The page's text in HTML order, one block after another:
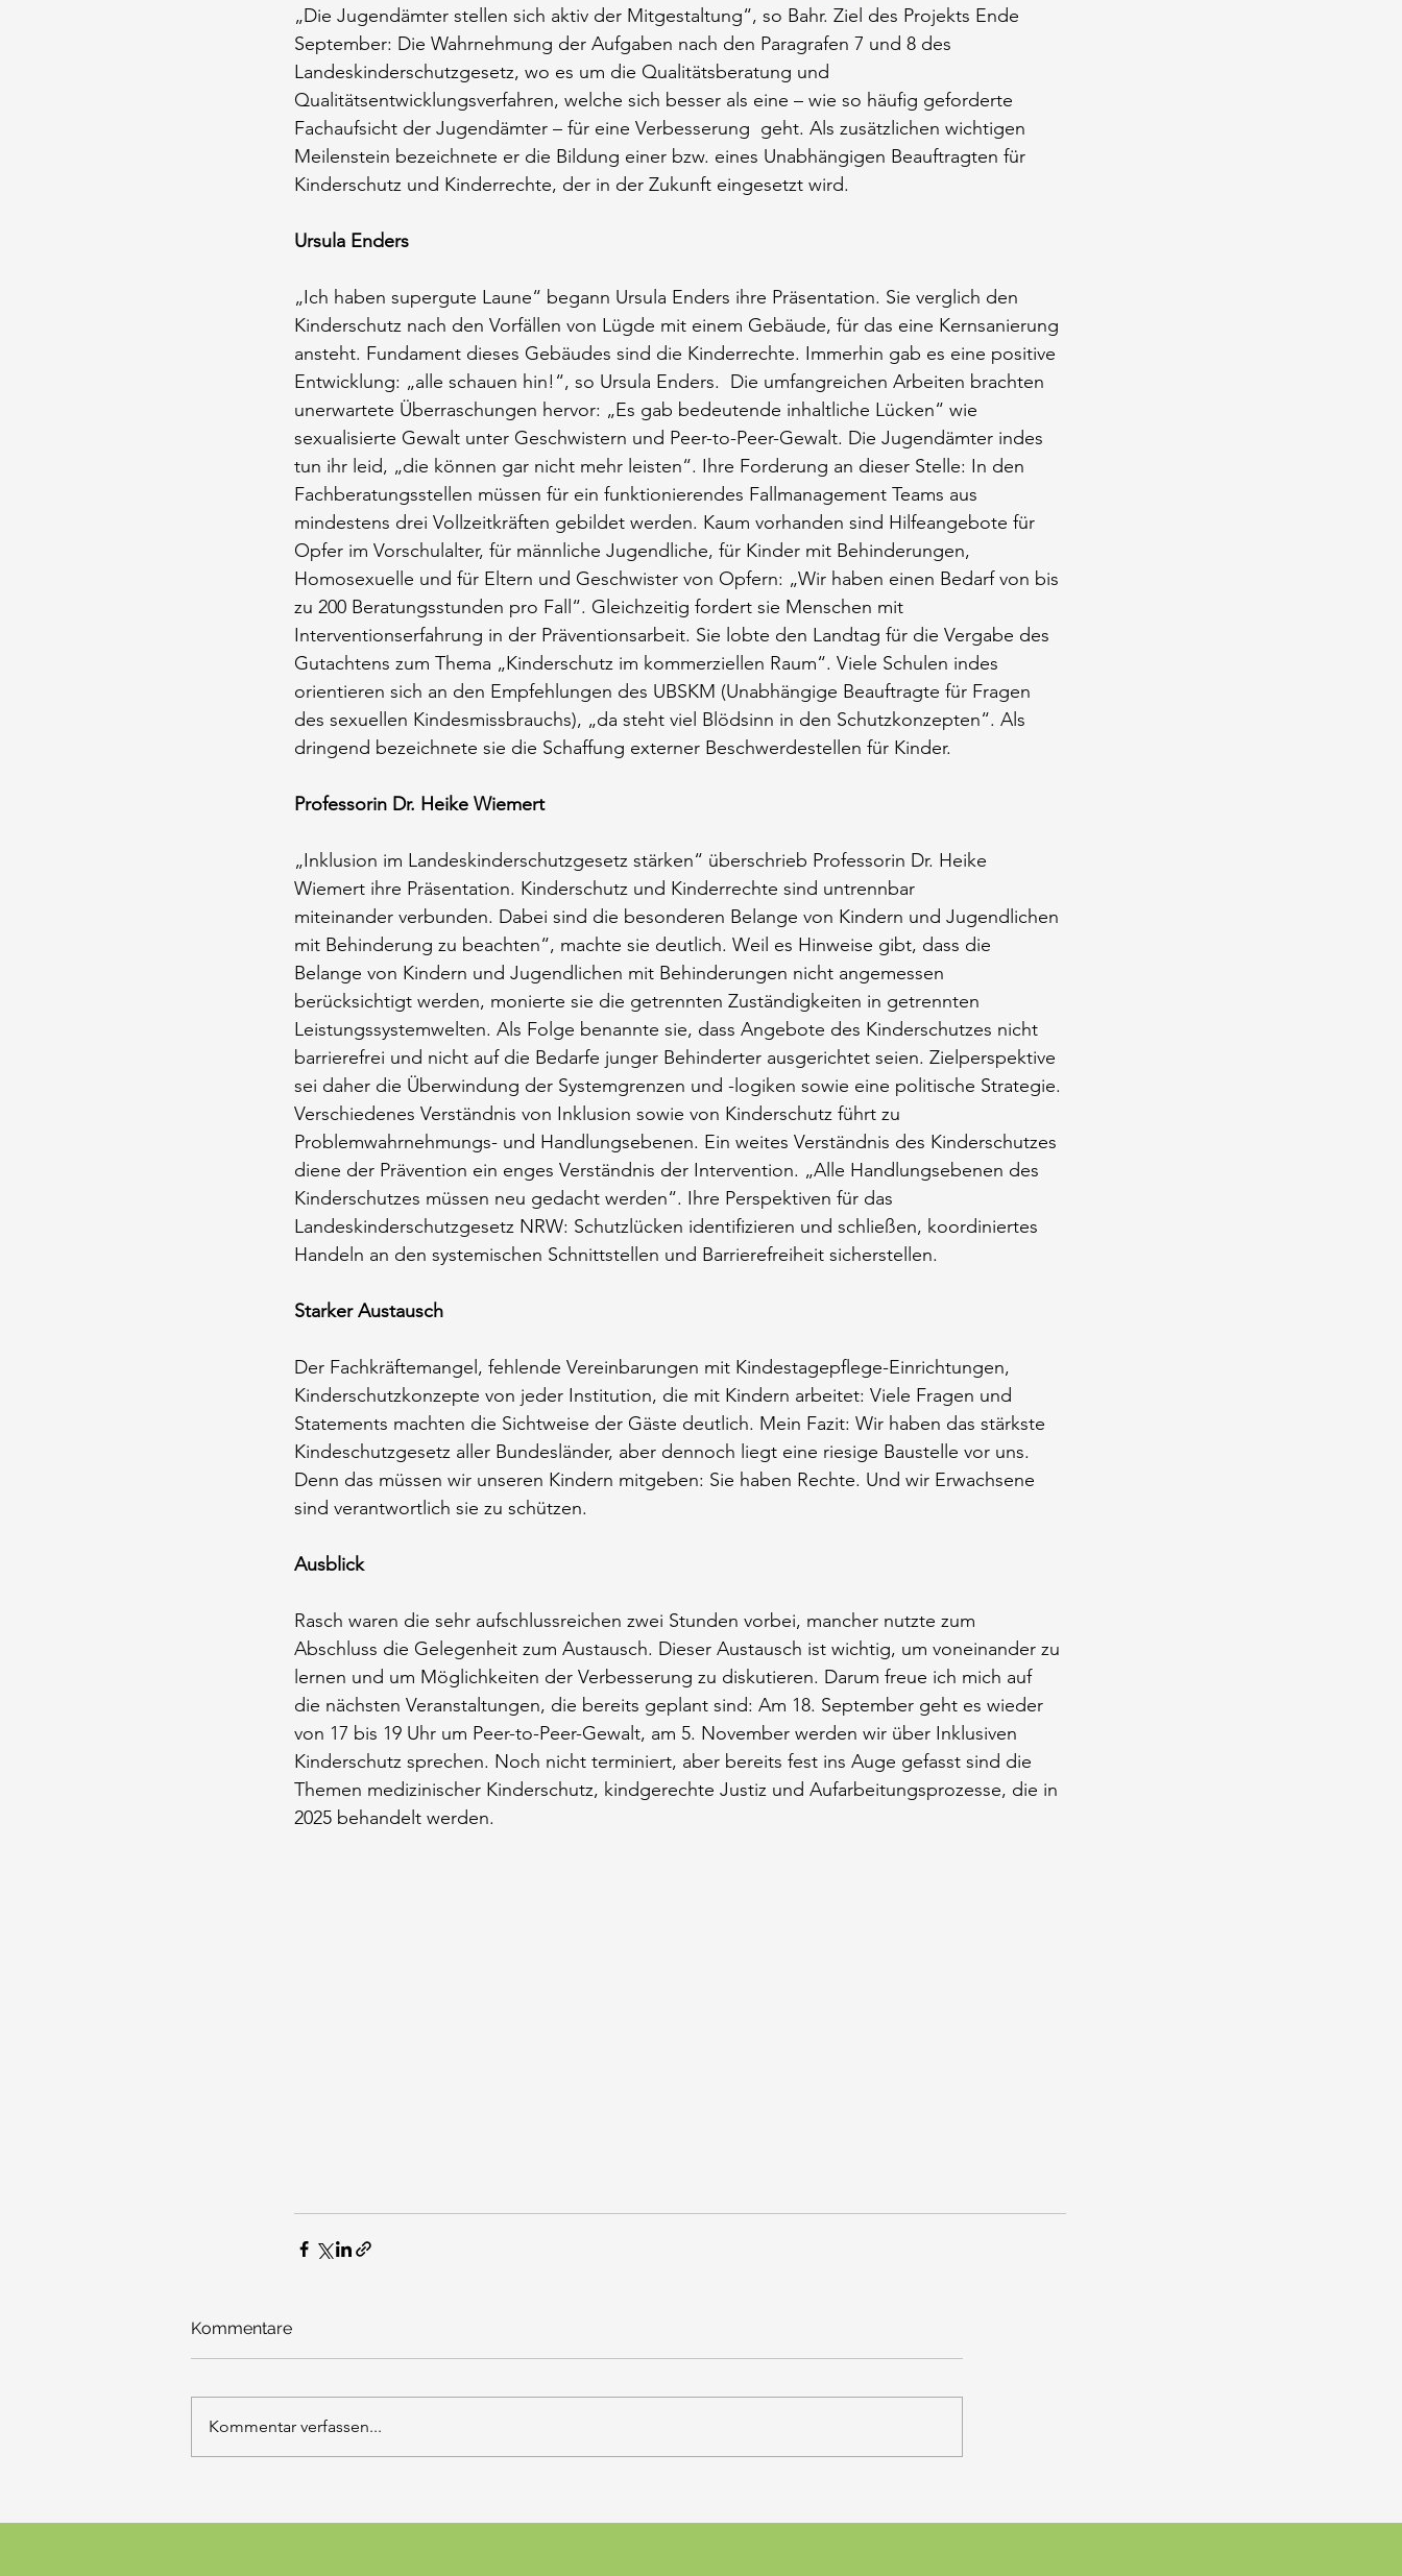
„Die Jugendämter stellen sich aktiv der Mitgestaltung“, so Bahr. Ziel des Projekts Ende
September: Die Wahrnehmung der Aufgaben nach den Paragrafen 7 und 8 des
Landeskinderschutzgesetz, wo es um die Qualitätsberatung und
Qualitätsentwicklungsverfahren, welche sich besser als eine – wie so häufig geforderte
Fachaufsicht der Jugendämter – für eine Verbesserung  geht. Als zusätzlichen wichtigen
Meilenstein bezeichnete er die Bildung einer bzw. eines Unabhängigen Beauftragten für
Kinderschutz und Kinderrechte, der in der Zukunft eingesetzt wird.
Ursula Enders
„Ich haben supergute Laune“ begann Ursula Enders ihre Präsentation. Sie verglich den
Kinderschutz nach den Vorfällen von Lügde mit einem Gebäude, für das eine Kernsanierung
ansteht. Fundament dieses Gebäudes sind die Kinderrechte. Immerhin gab es eine positive
Entwicklung: „alle schauen hin!“, so Ursula Enders.  Die umfangreichen Arbeiten brachten
unerwartete Überraschungen hervor: „Es gab bedeutende inhaltliche Lücken“ wie
sexualisierte Gewalt unter Geschwistern und Peer-to-Peer-Gewalt. Die Jugendämter indes
tun ihr leid, „die können gar nicht mehr leisten“. Ihre Forderung an dieser Stelle: In den
Fachberatungsstellen müssen für ein funktionierendes Fallmanagement Teams aus
mindestens drei Vollzeitkräften gebildet werden. Kaum vorhanden sind Hilfeangebote für
Opfer im Vorschulalter, für männliche Jugendliche, für Kinder mit Behinderungen,
Homosexuelle und für Eltern und Geschwister von Opfern: „Wir haben einen Bedarf von bis
zu 200 Beratungsstunden pro Fall“. Gleichzeitig fordert sie Menschen mit
Interventionserfahrung in der Präventionsarbeit. Sie lobte den Landtag für die Vergabe des
Gutachtens zum Thema „Kinderschutz im kommerziellen Raum“. Viele Schulen indes
orientieren sich an den Empfehlungen des UBSKM (Unabhängige Beauftragte für Fragen
des sexuellen Kindesmissbrauchs), „da steht viel Blödsinn in den Schutzkonzepten“. Als
dringend bezeichnete sie die Schaffung externer Beschwerdestellen für Kinder.
Professorin Dr. Heike Wiemert
„Inklusion im Landeskinderschutzgesetz stärken“ überschrieb Professorin Dr. Heike
Wiemert ihre Präsentation. Kinderschutz und Kinderrechte sind untrennbar
miteinander verbunden. Dabei sind die besonderen Belange von Kindern und Jugendlichen
mit Behinderung zu beachten“, machte sie deutlich. Weil es Hinweise gibt, dass die
Belange von Kindern und Jugendlichen mit Behinderungen nicht angemessen
berücksichtigt werden, monierte sie die getrennten Zuständigkeiten in getrennten
Leistungssystemwelten. Als Folge benannte sie, dass Angebote des Kinderschutzes nicht
barrierefrei und nicht auf die Bedarfe junger Behinderter ausgerichtet seien. Zielperspektive
sei daher die Überwindung der Systemgrenzen und -logiken sowie eine politische Strategie.
Verschiedenes Verständnis von Inklusion sowie von Kinderschutz führt zu
Problemwahrnehmungs- und Handlungsebenen. Ein weites Verständnis des Kinderschutzes
diene der Prävention ein enges Verständnis der Intervention. „Alle Handlungsebenen des
Kinderschutzes müssen neu gedacht werden“. Ihre Perspektiven für das
Landeskinderschutzgesetz NRW: Schutzlücken identifizieren und schließen, koordiniertes
Handeln an den systemischen Schnittstellen und Barrierefreiheit sicherstellen.
Starker Austausch
Der Fachkräftemangel, fehlende Vereinbarungen mit Kindestagepflege-Einrichtungen,
Kinderschutzkonzepte von jeder Institution, die mit Kindern arbeitet: Viele Fragen und
Statements machten die Sichtweise der Gäste deutlich. Mein Fazit: Wir haben das stärkste
Kindeschutzgesetz aller Bundesländer, aber dennoch liegt eine riesige Baustelle vor uns.
Denn das müssen wir unseren Kindern mitgeben: Sie haben Rechte. Und wir Erwachsene
sind verantwortlich sie zu schützen.
Ausblick
Rasch waren die sehr aufschlussreichen zwei Stunden vorbei, mancher nutzte zum
Abschluss die Gelegenheit zum Austausch. Dieser Austausch ist wichtig, um voneinander zu
lernen und um Möglichkeiten der Verbesserung zu diskutieren. Darum freue ich mich auf
die nächsten Veranstaltungen, die bereits geplant sind: Am 18. September geht es wieder
von 17 bis 19 Uhr um Peer-to-Peer-Gewalt, am 5. November werden wir über Inklusiven
Kinderschutz sprechen. Noch nicht terminiert, aber bereits fest ins Auge gefasst sind die
Themen medizinischer Kinderschutz, kindgerechte Justiz und Aufarbeitungsprozesse, die in
2025 behandelt werden.
Kommentare
Kommentar verfassen...